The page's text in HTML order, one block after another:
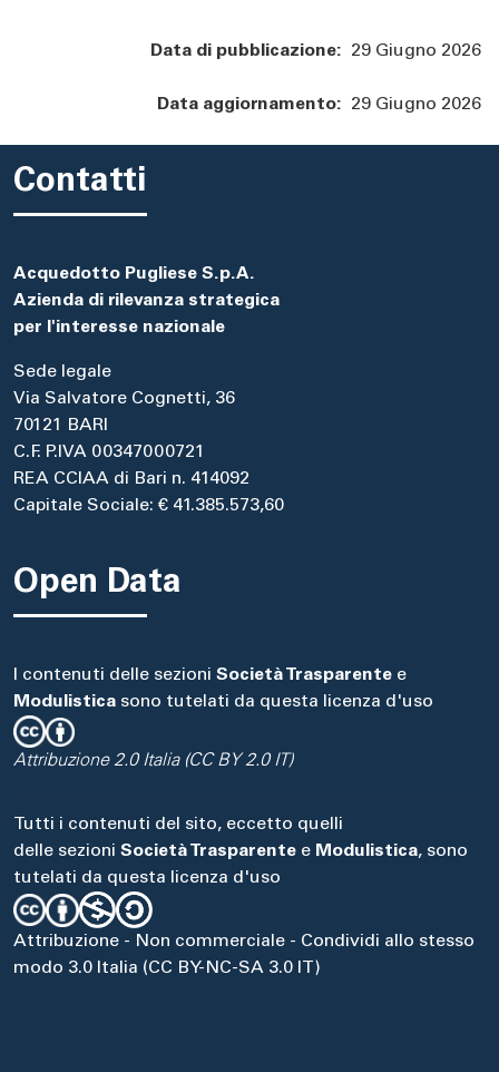
Data di pubblicazione: 29 Giugno 2026
Data aggiornamento: 29 Giugno 2026
Contatti
Acquedotto Pugliese S.p.A.
Azienda di rilevanza strategica
per l'interesse nazionale
Sede legale
Via Salvatore Cognetti, 36
70121 BARI
C.F. P.IVA 00347000721
REA CCIAA di Bari n. 414092
Capitale Sociale: € 41.385.573,60
Open Data
I contenuti delle sezioni Società Trasparente e
Modulistica sono tutelati da questa licenza d'uso
Attribuzione 2.0 Italia (CC BY 2.0 IT)
Tutti i contenuti del sito, eccetto quelli
delle sezioni Società Trasparente e Modulistica, sono
tutelati da questa licenza d'uso
Attribuzione - Non commerciale - Condividi allo stesso
modo 3.0 Italia (CC BY-NC-SA 3.0 IT)